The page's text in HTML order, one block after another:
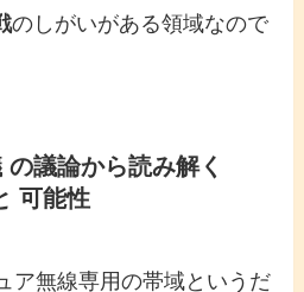
のしがいがある領域なので
議論から読み解く
可能性
ア無線専用の帯域というだ